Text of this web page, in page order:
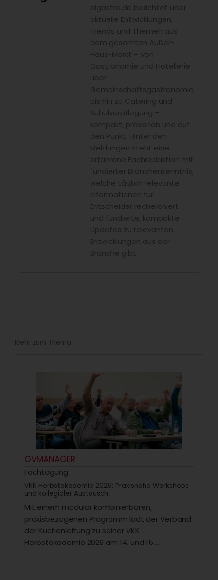
blgastro.de berichtet über
aktuelle Entwicklungen,
Trends und Themen aus
dem gesamten Außer-
Haus-Markt – von
Gastronomie und Hotellerie
über
Gemeinschaftsgastronomie
bis hin zu Catering und
Schulverpflegung –
kompakt, praxisnah und auf
den Punkt. Hinter den
Meldungen steht eine
erfahrene Fachredaktion mit
fundierter Branchenkenntnis,
welche täglich relevante
Informationen für
Entscheider recherchiert
und fundierte, kompakte
Updates zu relevanten
Entwicklungen aus der
Branche gibt.
Mehr zum Thema
GVMANAGER
Fachtagung
VKK Herbstakademie 2026: Praxisnahe Workshops
und kollegialer Austausch
Mit einem modular kombinierbaren,
praxisbezogenen Programm lädt der Verband
der Küchenleitung zu seiner VKK
Herbstakademie 2026 am 14. und 15....